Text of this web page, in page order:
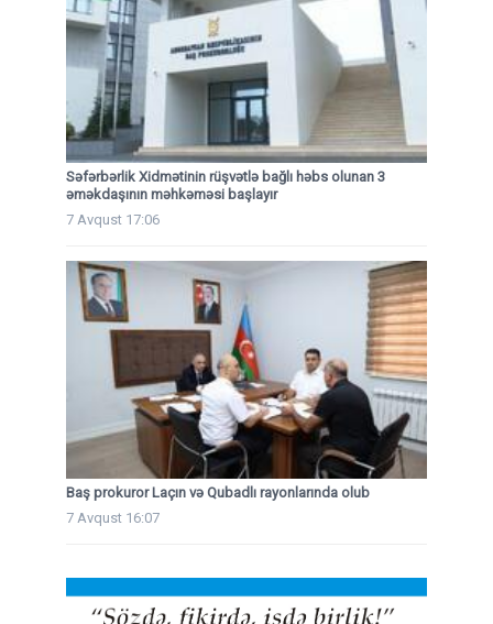
Səfərbərlik Xidmətinin rüşvətlə bağlı həbs olunan 3
əməkdaşının məhkəməsi başlayır
7 Avqust 17:06
Baş prokuror Laçın və Qubadlı rayonlarında olub
7 Avqust 16:07